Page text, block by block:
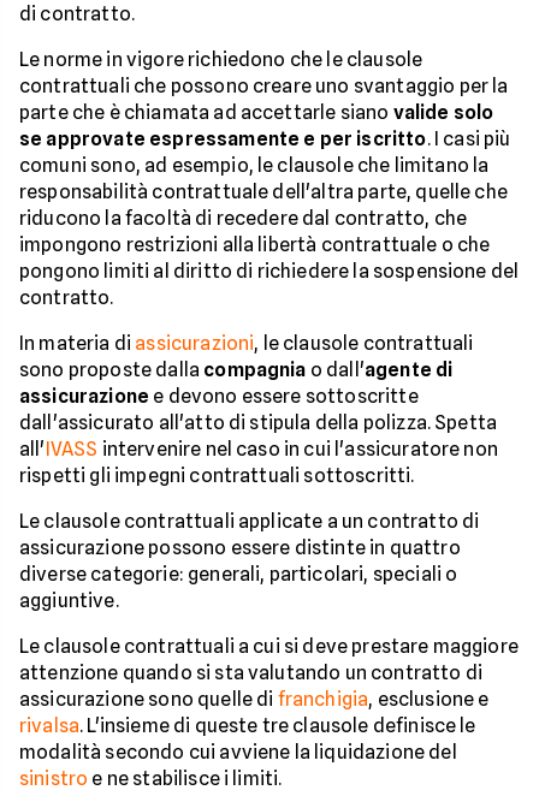
di contratto.
Le norme in vigore richiedono che le clausole
contrattuali che possono creare uno svantaggio per la
parte che è chiamata ad accettarle siano valide solo
se approvate espressamente e per iscritto. I casi più
comuni sono, ad esempio, le clausole che limitano la
responsabilità contrattuale dell'altra parte, quelle che
riducono la facoltà di recedere dal contratto, che
impongono restrizioni alla libertà contrattuale o che
pongono limiti al diritto di richiedere la sospensione del
contratto.
In materia di assicurazioni, le clausole contrattuali
sono proposte dalla compagnia o dall'agente di
assicurazione e devono essere sottoscritte
dall'assicurato all'atto di stipula della polizza. Spetta
all'IVASS intervenire nel caso in cui l'assicuratore non
rispetti gli impegni contrattuali sottoscritti.
Le clausole contrattuali applicate a un contratto di
assicurazione possono essere distinte in quattro
diverse categorie: generali, particolari, speciali o
aggiuntive.
Le clausole contrattuali a cui si deve prestare maggiore
attenzione quando si sta valutando un contratto di
assicurazione sono quelle di franchigia, esclusione e
rivalsa. L'insieme di queste tre clausole definisce le
modalità secondo cui avviene la liquidazione del
sinistro e ne stabilisce i limiti.